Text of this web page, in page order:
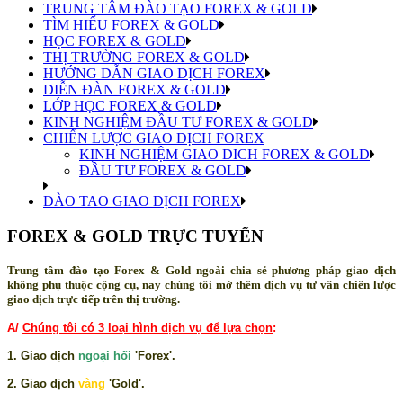
TRUNG TÂM ĐÀO TẠO FOREX & GOLD
TÌM HIỂU FOREX & GOLD
HỌC FOREX & GOLD
THỊ TRƯỜNG FOREX & GOLD
HƯỚNG DẪN GIAO DỊCH FOREX
DIỄN ĐÀN FOREX & GOLD
LỚP HỌC FOREX & GOLD
KINH NGHIỆM ĐẦU TƯ FOREX & GOLD
CHIẾN LƯỢC GIAO DỊCH FOREX
KINH NGHIỆM GIAO DICH FOREX & GOLD
ĐẦU TƯ FOREX & GOLD
ĐÀO TAO GIAO DỊCH FOREX
FOREX & GOLD TRỰC TUYẾN
Trung tâm đào tạo Forex & Gold ngoài chia sẻ phương pháp giao dịch
không phụ thuộc cộng cụ, nay chúng tôi mở thêm dịch vụ tư vấn chiến lược
giao dịch trực tiếp trên thị trường.
A/ Chúng tôi có 3 loại hình dịch vụ để lựa chọn:
1. Giao dịch ngoại hối 'Forex'.
2. Giao dịch vàng 'Gold'.